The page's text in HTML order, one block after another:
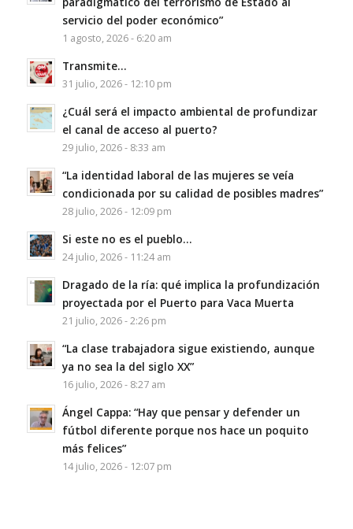
servicio del poder económico”
1 agosto, 2026 - 6:20 am
Transmite…
31 julio, 2026 - 12:10 pm
¿Cuál será el impacto ambiental de profundizar
el canal de acceso al puerto?
29 julio, 2026 - 8:33 am
“La identidad laboral de las mujeres se veía
condicionada por su calidad de posibles madres”
28 julio, 2026 - 12:09 pm
Si este no es el pueblo…
24 julio, 2026 - 11:24 am
Dragado de la ría: qué implica la profundización
proyectada por el Puerto para Vaca Muerta
21 julio, 2026 - 2:26 pm
“La clase trabajadora sigue existiendo, aunque
ya no sea la del siglo XX”
16 julio, 2026 - 8:27 am
Ángel Cappa: “Hay que pensar y defender un
fútbol diferente porque nos hace un poquito
más felices”
14 julio, 2026 - 12:07 pm